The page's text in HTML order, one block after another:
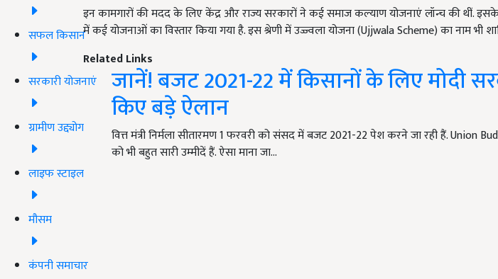
सफल किसान
सरकारी योजनाएं
ग्रामीण उद्द्योग
लाइफ स्टाइल
मौसम
कंपनी समाचार
इन कामगारों की मदद के लिए केंद्र और राज्य सरकारों ने कई समाज कल्‍याण योजनाएं लॉन्च की थीं.
में कई योजनाओं का विस्तार किया गया है. इस श्रेणी में उज्ज्वला योजना (Ujjwala Scheme) का नाम भी
Related Links
जानें! बजट 2021-22 में किसानों के लिए मोदी
किए बड़े ऐलान
वित्त मंत्री निर्मला सीतारमण 1 फरवरी को संसद में बजट 2021-22 पेश करने जा रही हैं. Union
को भी बहुत सारी उम्मीदें हैं. ऐसा माना जा…